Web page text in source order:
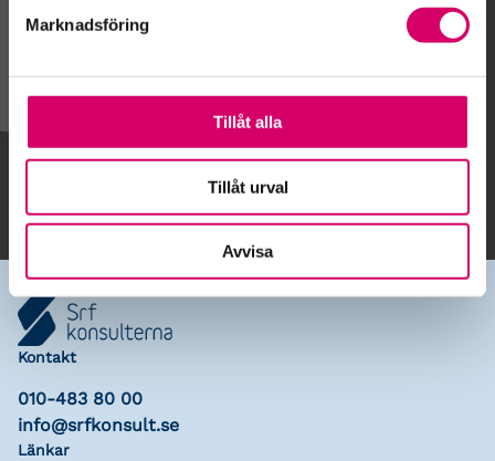
Marknadsföring
Tillåt alla
Tillåt urval
Avvisa
Gå till kalendariet
Lägg till i kalender
Kontakt
010-483 80 00
info@srfkonsult.se
Länkar